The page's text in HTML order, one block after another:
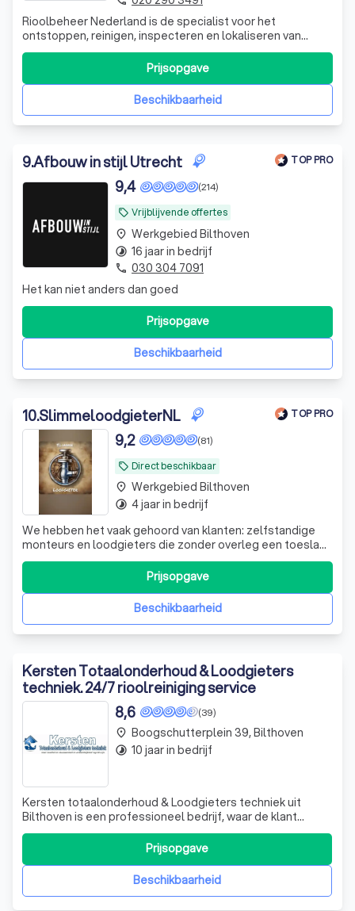
Rioolbeheer Nederland is de specialist voor het
ontstoppen, reinigen, inspecteren en lokaliseren van
riolering, afvoer en leidingen. Waar het voor u stopt,
Beschikbaarheid
Prijsopgave
9.Afbouw in stijl Utrecht TOP PRO
local_offer Vrijblijvende offertes
(214)
9,4
Het kan niet anders dan goed
Beschikbaarheid
Prijsopgave
place Werkgebied Bilthoven
timelapse 16 jaar in bedrijf
phone 030 304 7091
10.SlimmeloodgieterNL TOP PRO
local_offer Direct beschikbaar
(81)
9,2
We hebben het vaak gehoord van klanten: zelfstandige
monteurs en loodgieters die zonder overleg een toeslag
rekenden omdat een rioolprobleem complexer bleek te
zijn dan gedacht. Of een rekening van de extra
voorrijkosten terwijl het rioolprobleem niet direct
opgelost kon worden. Wij doen het anders!
Beschikbaarheid
Prijsopgave
place Werkgebied Bilthoven
timelapse 4 jaar in bedrijf
Kersten Totaalonderhoud & Loodgieters
techniek. 24/7 rioolreiniging service
(39)
8,6
Kersten totaalonderhoud & Loodgieters techniek uit
Bilthoven is een professioneel bedrijf, waar de klant
centraal staat met al hun wensen. Wij doen al uw klussen
in en rond uw woning, winkel of bedrijfspand. Bent u
particulier of zakelijk klant, Geen probleem voor ons! Wij
staan altijd voor u klaar!Beschikbaarheid
Prijsopgave
place Boogschutterplein 39, Bilthoven
timelapse 10 jaar in bedrijf